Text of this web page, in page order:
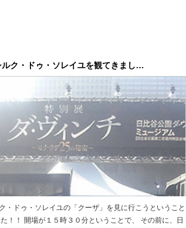
ク・ドゥ・ソレイユを観てきまし…
・ドゥ・ソレイユの「クーザ」を見に行こうということ
！！ 開場が１５時３０分ということで、 その前に、日